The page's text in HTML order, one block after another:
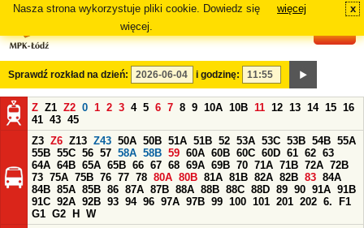
Nasza strona wykorzystuje pliki cookie. Dowiedz się
więcej.
więcej x
Sprawdź rozkład na dzień: i godzinę:
Z Z1 Z2 0 1 2 3 4 5 6 7 8 9 10A 10B 11 12 13 14 15 16
41 43 45
Z3 Z6 Z13 Z43 50A 50B 51A 51B 52 53A 53C 53B 54B 55A
55B 55C 56 57 58A 58B 59 60A 60B 60C 60D 61 62 63
64A 64B 65A 65B 66 67 68 69A 69B 70 71A 71B 72A 72B
73 75A 75B 76 77 78 80A 80B 81A 81B 82A 82B 83 84A
84B 85A 85B 86 87A 87B 88A 88B 88C 88D 89 90 91A 91B
91C 92A 92B 93 94 96 97A 97B 99 100 101 201 202 6.
F1
G1 G2 H
W